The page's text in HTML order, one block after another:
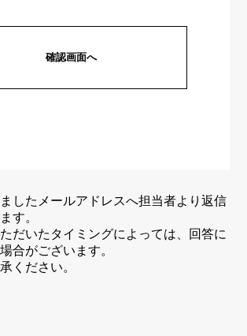
したメールアドレスへ担当者より返信
す。
だいたタイミングによっては、回答に
合がございます。
ください。